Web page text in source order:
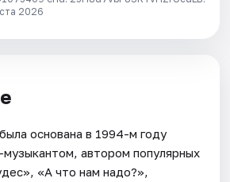
2026
основана в 1994-м году
автором популярных
«А что нам надо?»,